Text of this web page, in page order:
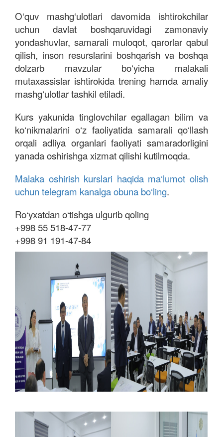
O‘quv mashg‘ulotlari davomida ishtirokchilar
uchun davlat boshqaruvidagi zamonaviy
yondashuvlar, samarali muloqot, qarorlar qabul
qilish, inson resurslarini boshqarish va boshqa
dolzarb mavzular bo‘yicha malakali
mutaxassislar ishtirokida trening hamda amaliy
mashg‘ulotlar tashkil etiladi.
Kurs yakunida tinglovchilar egallagan bilim va
ko‘nikmalarini o‘z faoliyatida samarali qo‘llash
orqali adliya organlari faoliyati samaradorligini
yanada oshirishga xizmat qilishi kutilmoqda.
Malaka oshirish kurslari haqida ma‘lumot olish
uchun telegram kanalga obuna bo‘ling.
Ro‘yxatdan o‘tishga ulgurib qoling
+998 55 518-47-77
+998 91 191-47-84